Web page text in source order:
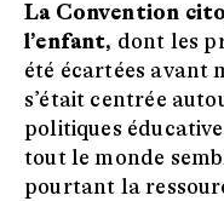
La Convention
l’enfant, dont les
été écartées avant
s’était centrée
politiques
tout le monde
pourtant la